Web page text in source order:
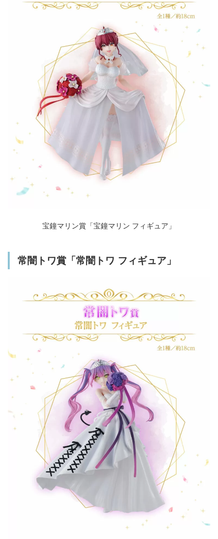
宝鐘マリン賞「宝鐘マリン フィギュア」
常闇トワ賞「常闇トワ フィギュア」